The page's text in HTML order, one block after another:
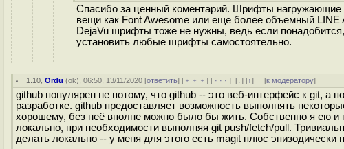
Спасибо за ценный коментарий. Шрифты нагружающие
вещи как Font Awesome или еще более объемный LINE
DejaVu шрифты тоже не нужны, ведь если
установить любые шрифты самостоятельно.
1.10 ,Ordu (ok), 06:50, 13/11/2020 [ответить] [ ﹢﹢﹢] [ · · ·][↓] [↑] [к модератору]
github популярен не потому, что github -- это веб-интерфейс к git, а
разработке. github предоставляет возможность выполнять
хорошему, без неё вполне можно было бы жить. Собственно я ею и
локально, при необходимости выполняя git push/fetch/pull.
делать локально -- у меня для этого есть magit плюс эпизодически